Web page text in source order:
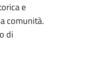
e
comunità.
di